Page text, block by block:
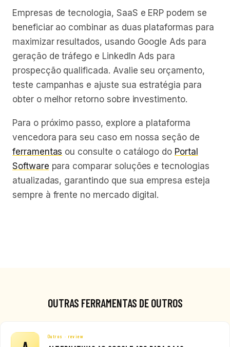
Empresas de tecnologia, SaaS e ERP podem se
beneficiar ao combinar as duas plataformas para
maximizar resultados, usando Google Ads para
geração de tráfego e LinkedIn Ads para
prospecção qualificada. Avalie seu orçamento,
teste campanhas e ajuste sua estratégia para
obter o melhor retorno sobre investimento.
Para o próximo passo, explore a plataforma
vencedora para seu caso em nossa seção de
ferramentas ou consulte o catálogo do Portal
Software para comparar soluções e tecnologias
atualizadas, garantindo que sua empresa esteja
sempre à frente no mercado digital.
OUTRAS FERRAMENTAS DE OUTROS
Outros · review